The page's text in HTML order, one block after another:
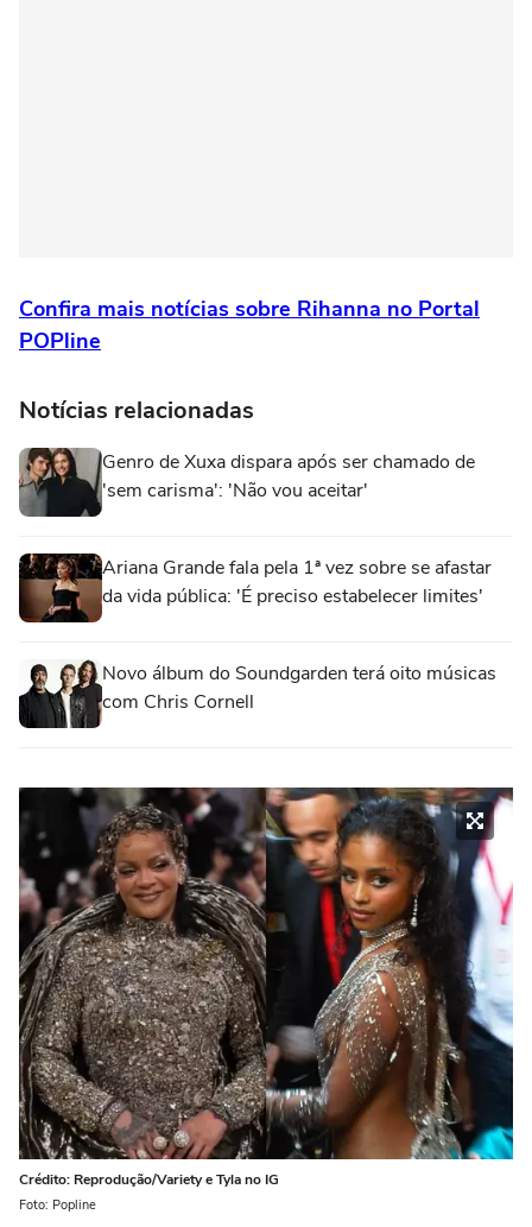
Confira mais notícias sobre Rihanna no Portal
POPline
Notícias relacionadas
Genro de Xuxa dispara após ser chamado de
'sem carisma': 'Não vou aceitar'
Ariana Grande fala pela 1ª vez sobre se afastar
da vida pública: 'É preciso estabelecer limites'
Novo álbum do Soundgarden terá oito músicas
com Chris Cornell
Crédito: Reprodução/Variety e Tyla no IG
Foto: Popline